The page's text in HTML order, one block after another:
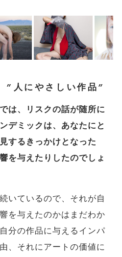
”人にやさしい作品”
は、リスクの話が随所に
デミックは、あなたにと
するきっかけとなった
を与えたりしたのでしょ
いているので、それが自
を与えたのかはまだわか
分の作品に与えるインパ
、それにアートの価値に